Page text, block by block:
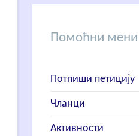
Помоћни мени
Потпиши петицију
Чланци
Активности